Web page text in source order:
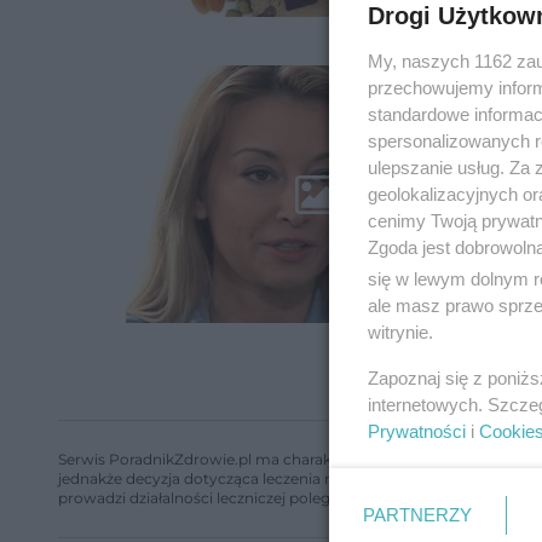
Serwis PoradnikZdrowie.pl ma charakter edukacyjny, nie stanowi
jednakże decyzja dotycząca leczenia należy do lekarza.
prowadzi działalności leczniczej polegającej na udzielaniu
Drogi
My, naszych 1162
przechowujemy
standardowe
spersonalizowanych
ulepszanie usług.
geolokalizacyjnych
cenimy Twoją
Zgoda jest
się w lewym dolnym
ale masz prawo
witrynie.
Zapoznaj się z
internetowych.
Prywatności i
PARTNERZY